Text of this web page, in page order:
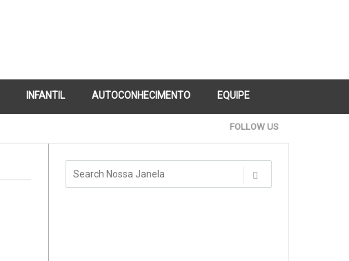
INFANTIL AUTOCONHECIMENTO EQUIPE
FOLLOW US